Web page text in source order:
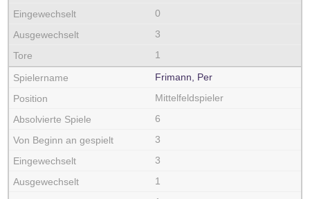
0
3
1
Frimann, Per
Mittelfeldspieler
6
3
3
1